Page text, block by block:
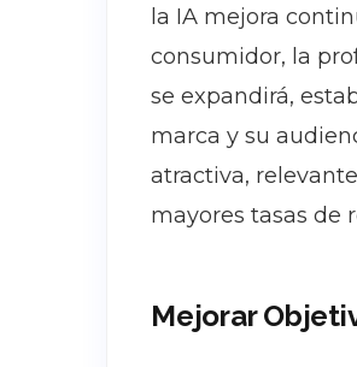
la IA mejora
consumidor, la
se expandirá,
marca y su
atractiva,
mayores tasas de
Mejorar